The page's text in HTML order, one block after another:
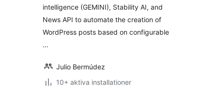
intelligence (GEMINI), Stability AI, and
News API to automate the creation of
WordPress posts based on configurable
…
Julio Bermúdez
10+ aktiva installationer